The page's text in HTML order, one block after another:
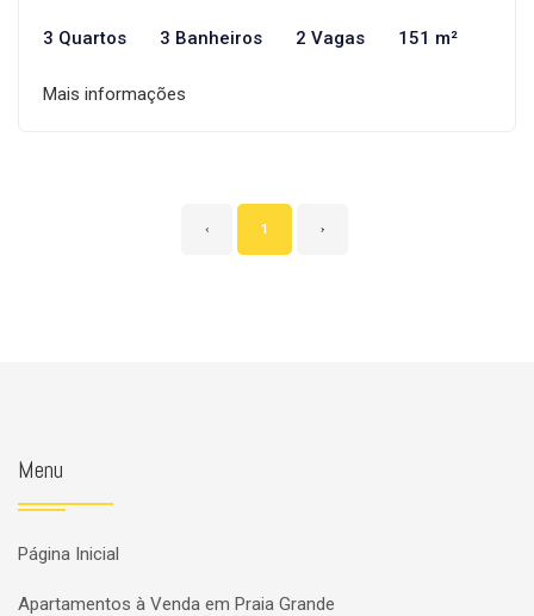
3 Quartos 3 Banheiros 2 Vagas 151 m²
Mais informações
‹ 1 ›
Menu
Página Inicial
Apartamentos à Venda em Praia Grande